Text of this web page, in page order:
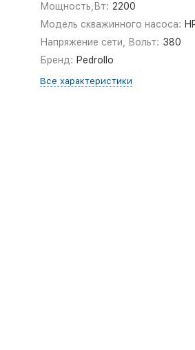
Мощность,Вт: 2200
Модель скважинного насоса:
Напряжение сети, Вольт: 380
Бренд: Pedrollo
Все характеристики